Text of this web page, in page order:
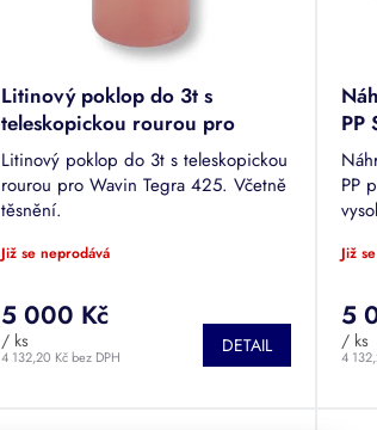
Litinový poklop do 3t s
teleskopickou rourou pro
Wavin Tegra 425
Litinový poklop do 3t s teleskopickou
rourou pro Wavin Tegra 425. Včetně
těsnění.
Již se neprodává
4 132,20 Kč bez DPH
5 000 Kč
/ ks DETAIL
PP
PP
Již
4
5
/ ks